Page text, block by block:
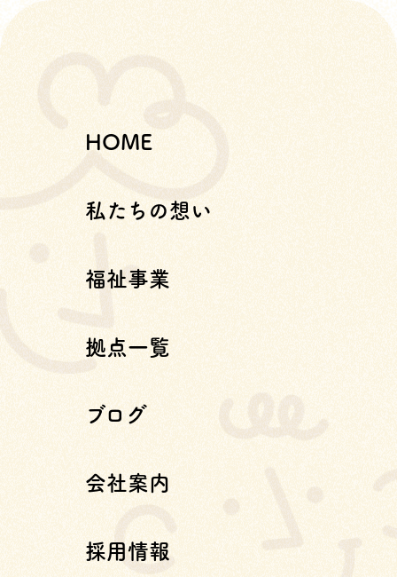
HOME
私たちの想い
福祉事業
拠点一覧
ブログ
会社案内
採用情報